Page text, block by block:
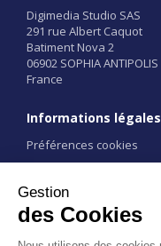
Digimedia Studio SAS
291 rue Albert Caquot
Batiment Nova 2
06902 SOPHIA ANTIPOLIS
France
Informations légales
Préférences cookies
CGU
Liens